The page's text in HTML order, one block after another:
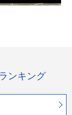
ンキング